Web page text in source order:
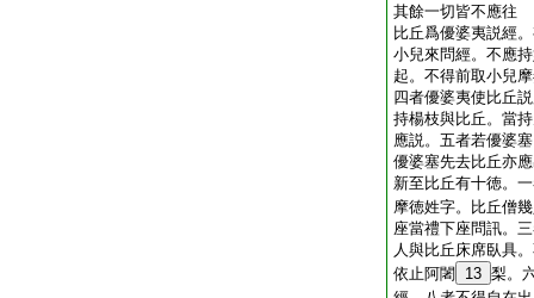
其餘一切皆不應往
比丘爲優婆夷説經
小兒來問經。不應
起。不得前取小兒
四者優婆夷使比丘
持楊枝與比丘。當
應説。五者若優婆
優婆塞先去比丘亦
新至比丘有十徳。
摩徳姓字。比丘僧
座當禮下座問訊。
人與比丘床席臥具
依止阿闍
13 梨。